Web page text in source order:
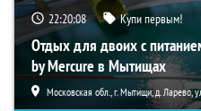
22:20:07 Купи первым!
Отдых для двоих с
by Mercure в Мытищах
Московская обл., г. Мытищи, д. Ларево,